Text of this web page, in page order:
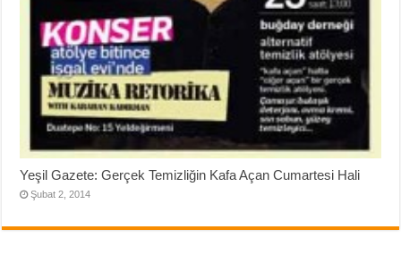
Yeşil Gazete: Gerçek Temizliğin Kafa Açan Cumartesi Hali
Şubat 2, 2014